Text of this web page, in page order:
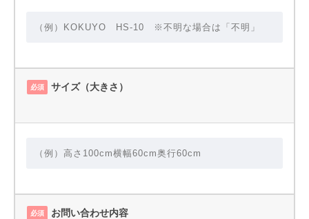
必須 サイズ（大きさ）
必須 お問い合わせ内容